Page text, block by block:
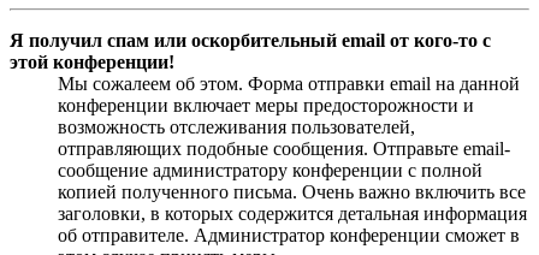
Я получил спам или оскорбительный email от кого-то с
этой конференции!
Мы сожалеем об этом. Форма отправки email на данной
конференции включает меры предосторожности и
возможность отслеживания пользователей,
отправляющих подобные сообщения. Отправьте email-
сообщение администратору конференции с полной
копией полученного письма. Очень важно включить все
заголовки, в которых содержится детальная информация
об отправителе. Администратор конференции сможет в